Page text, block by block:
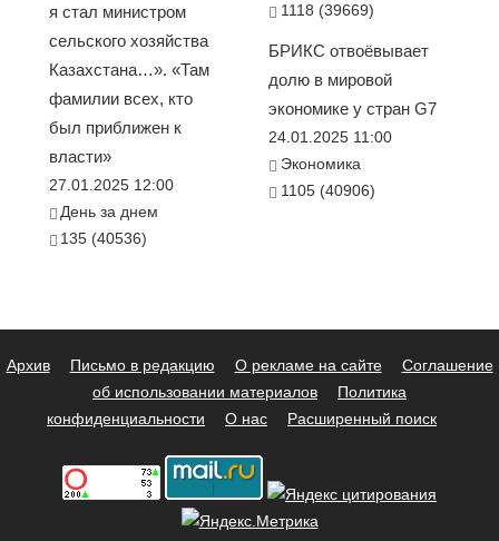
я стал министром
сельского хозяйства
Казахстана…». «Там
фамилии всех, кто
был приближен к
власти»
27.01.2025 12:00
День за днем
135 (40536)
1118 (39669)
БРИКС отвоёвывает
долю в мировой
экономике у стран G7
24.01.2025 11:00
Экономика
1105 (40906)
Архив Письмо в редакцию О рекламе на сайте
Соглашение
об использовании материалов
Политика
конфиденциальности
О нас Расширенный поиск